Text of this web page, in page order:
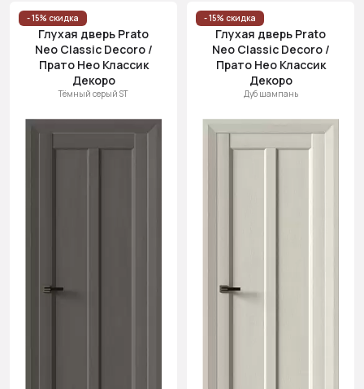
- 15% скидка
Глухая дверь Prato
Neo Classic Decoro /
Прато Нео Классик
Декоро
Тёмный серый ST
- 15% скидка
Глухая дверь Prato
Neo Classic Decoro /
Прато Нео Классик
Декоро
Дуб шампань